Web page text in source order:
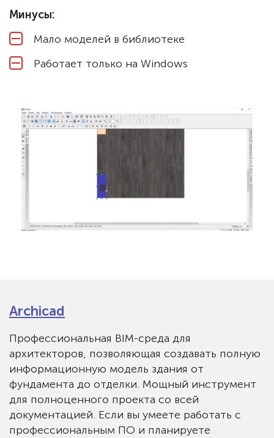
Минусы:
Мало моделей в библиотеке
Работает только на Windows
Archicad
Профессиональная BIM-среда для
архитекторов, позволяющая создавать полную
информационную модель здания от
фундамента до отделки. Мощный инструмент
для полноценного проекта со всей
документацией. Если вы умеете работать с
профессиональным ПО и планируете